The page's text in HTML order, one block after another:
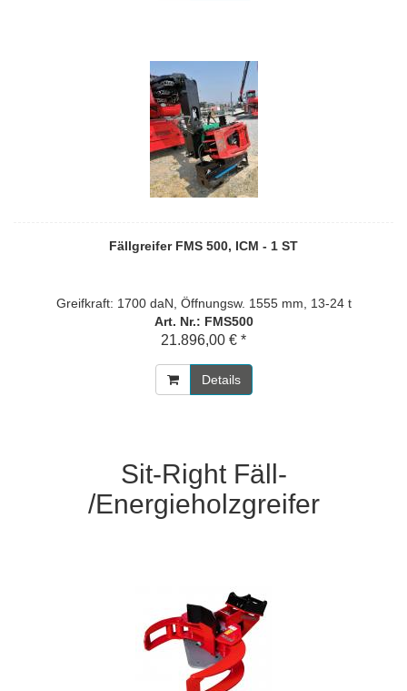
Fällgreifer FMS 500, ICM - 1 ST
Greifkraft: 1700 daN, Öffnungsw. 1555 mm, 13-24 t
Art. Nr.: FMS500
21.896,00 € *
Details
Sit-Right Fäll-
/Energieholzgreifer